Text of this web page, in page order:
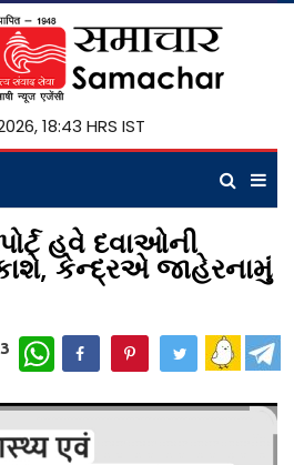
18:43 HRS IST
હવે દવાઓની
કેન્દ્રએ જાહેરનામું
WhatsApp